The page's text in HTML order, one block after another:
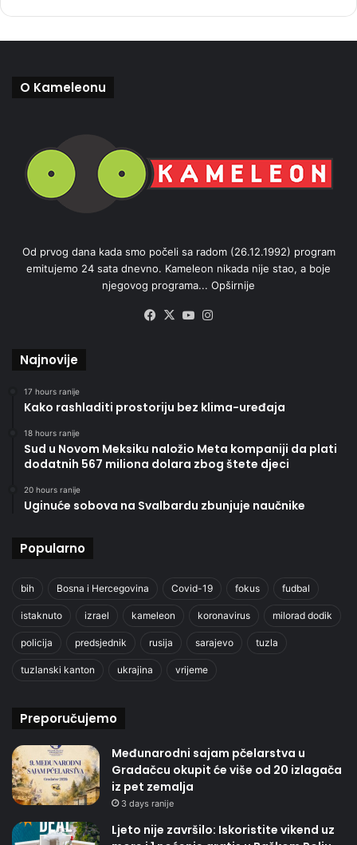
O Kameleonu
Od prvog dana kada smo počeli sa radom (26.12.1992) program
emitujemo 24 sata dnevno. Kameleon nikada nije stao, a boje
njegovog programa... Opširnije
Facebook
X YouTube
Najnovije
17 hours ranije
Kako rashladiti prostoriju bez klima-uređaja
18 hours ranije
Sud u Novom Meksiku naložio Meta kompaniji da plati
dodatnih 567 miliona dolara zbog štete djeci
20 hours ranije
Uginuće sobova na Svalbardu zbunjuje naučnike
Popularno
bih Bosna i Hercegovina Covid-19 fokus fudbal
istaknuto izrael kameleon koronavirus milorad dodik
policija predsjednik rusija sarajevo tuzla
tuzlanski kanton ukrajina vrijeme
Preporučujemo
Međunarodni sajam pčelarstva u
Gradačcu okupit će više od 20 izlagača
iz pet zemalja
3 days ranije
Ljeto nije završilo: Iskoristite vikend uz